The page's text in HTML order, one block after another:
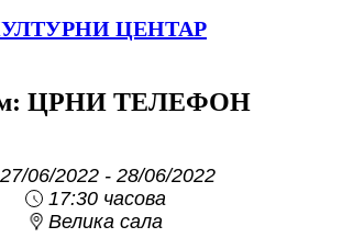
ЦЕНТАР
ЦРНИ ТЕЛЕФОН
27/06/2022 - 28/06/2022
17:30 часова
Велика сала